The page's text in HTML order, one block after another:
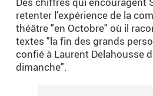
retenter l'expérience de la
théâtre "en Octobre" où il
textes "la fin des grands
confié à Laurent Delahousse
dimanche".